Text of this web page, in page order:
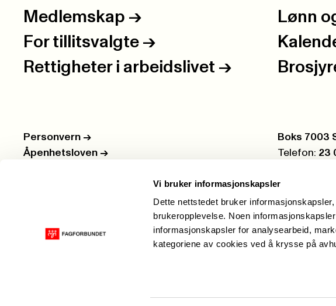
Vi bruker informasjonskapsler
Dette nettstedet bruker
brukeropplevelse. Noen
informasjonskapsler for analysearbeid,
kategoriene av cookies ved å krysse på
Medlemskap -> Lønn
For tillitsvalgte ->
Rettigheter i arbeidslivet ->
Personvern ->
Åpenhetsloven ->
Postboks:
Boks 7003
Telefon: 23